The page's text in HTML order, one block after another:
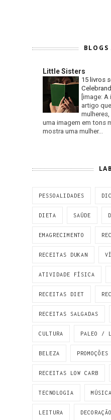
Little Sisters
15 livros
[image:
artigo
uma imagem em tons
mostra uma mulher...
PESSOALIDADES
DIETA SAÚDE
EMAGRECIMENTO
RECEITAS DUKAN
ATIVIDADE FÍSICA
RECEITAS DIET
RECEITAS SALGADAS
CULTURA PALEO /
BELEZA PROMOÇÕES
RECEITAS LOW CARB
TECNOLOGIA MÚSICA
LEITURA DECORAÇÃO